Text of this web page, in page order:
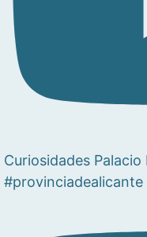
Curiosidades Palacio
#provinciadealicante